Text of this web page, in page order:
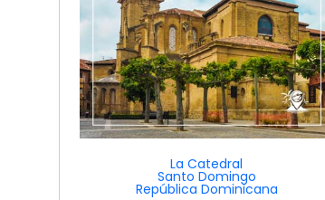
La Catedral
Santo Domingo
República Dominicana